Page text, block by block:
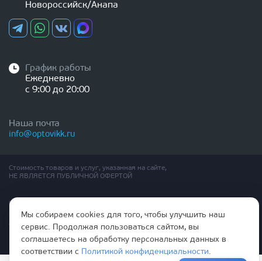
Новороссийск/Анапа
График работы
Ежедневно
с 9:00 до 20:00
Наша почта
info@optovikk.ru
Стоимость товаров и услуг, указанная на сайте,
НЕ ЯВЛЯЕТСЯ ПУБЛИЧНОЙ ОФЕРТОЙ
Правила эксплутации входных и межкомнатных дверей
Политика обработки персональных данных
Согласие на обработку персональных данных
Мы собираем cookies для того, чтобы улучшить наш
сервис. Продолжая пользоваться сайтом, вы
соглашаетесь на обработку персональных данных в
соответствии с
Политикой конфиденциальности.